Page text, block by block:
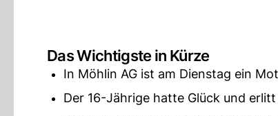
Das Wichtigste in Kürze
In Möhlin AG ist am Dienstag ein
Der 16-Jährige hatte Glück und